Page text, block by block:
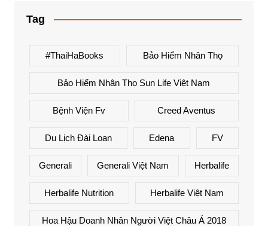
Tag
#ThaiHaBooks Bảo Hiểm Nhân Thọ
Bảo Hiểm Nhân Thọ Sun Life Việt Nam
Bệnh Viện Fv Creed Aventus
Du Lịch Đài Loan Edena FV
Generali Generali Việt Nam Herbalife
Herbalife Nutrition Herbalife Việt Nam
Hoa Hậu Doanh Nhân Người Việt Châu Á 2018